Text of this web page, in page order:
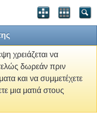
χρειάζεται να
δωρεάν πριν
και να συμμετέχετε
μια ματιά στους